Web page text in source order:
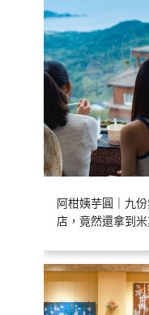
阿柑姨芋圓｜九
店，竟然還拿到